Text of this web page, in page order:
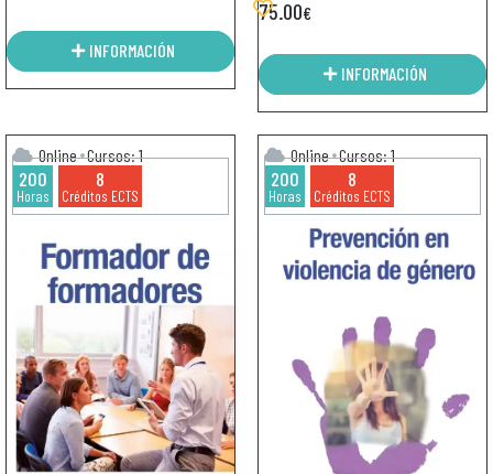
INFORMACIÓN
75.00€
INFORMACIÓN
Online Cursos: 1
200
Horas
8
Créditos ECTS
Online Cursos: 1
200
Horas
8
Créditos ECTS